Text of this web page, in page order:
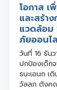
โอกาส เ
และสร้า
แวดล้อม
ภัยออนไ
วันที่ 16 ธัน
ปกป้องเด็ก
ธนะเอนก เ
วัลลภ ตังคณ